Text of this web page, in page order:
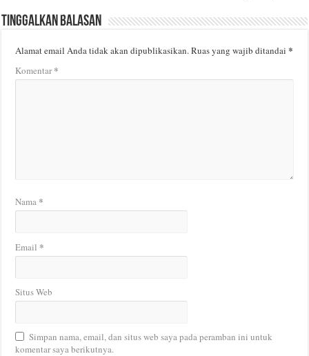
Tinggalkan Balasan
Alamat email Anda tidak akan dipublikasikan.Ruas yang wajib ditandai*
Komentar*
Nama *
Email *
Situs Web
Simpan nama, email, dan situs web saya pada peramban ini untuk
komentar saya berikutnya.